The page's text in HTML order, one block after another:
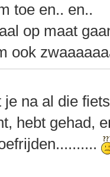
toe en.. en..
op maat
ook
je na al die
hebt gehad,